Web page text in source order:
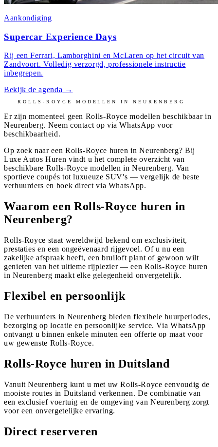
Aankondiging
Supercar Experience Days
Rij een Ferrari, Lamborghini en McLaren op het circuit van
Zandvoort. Volledig verzorgd, professionele instructie
inbegrepen.
Bekijk de agenda →
ROLLS-ROYCE MODELLEN INNEURENBERG
Er zijn momenteel geen Rolls-Royce modellen beschikbaar in
Neurenberg. Neem contact op via WhatsApp voor
beschikbaarheid.
Op zoek naar een Rolls-Royce huren in Neurenberg? Bij
Luxe Autos Huren vindt u het complete overzicht van
beschikbare Rolls-Royce modellen in Neurenberg. Van
sportieve coupés tot luxueuze SUV's — vergelijk de beste
verhuurders en boek direct via WhatsApp.
Waarom een Rolls-Royce huren in
Neurenberg?
Rolls-Royce staat wereldwijd bekend om exclusiviteit,
prestaties en een ongeëvenaard rijgevoel. Of u nu een
zakelijke afspraak heeft, een bruiloft plant of gewoon wilt
genieten van het ultieme rijplezier — een Rolls-Royce huren
in Neurenberg maakt elke gelegenheid onvergetelijk.
Flexibel en persoonlijk
De verhuurders in Neurenberg bieden flexibele huurperiodes,
bezorging op locatie en persoonlijke service. Via WhatsApp
ontvangt u binnen enkele minuten een offerte op maat voor
uw gewenste Rolls-Royce.
Rolls-Royce huren in Duitsland
Vanuit Neurenberg kunt u met uw Rolls-Royce eenvoudig de
mooiste routes in Duitsland verkennen. De combinatie van
een exclusief voertuig en de omgeving van Neurenberg zorgt
voor een onvergetelijke ervaring.
Direct reserveren